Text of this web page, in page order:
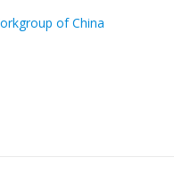
of China